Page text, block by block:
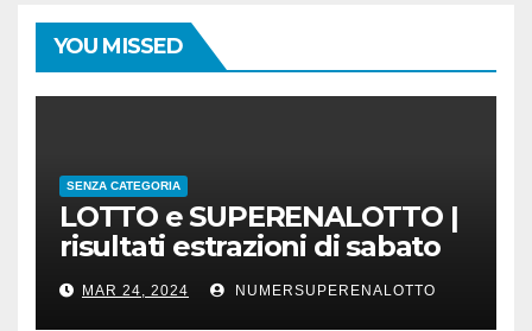
YOU MISSED
SENZA CATEGORIA
LOTTO e SUPERENALOTTO |
risultati estrazioni di sabato
23 marzo 2024
MAR 24, 2024 NUMERSUPERENALOTTO